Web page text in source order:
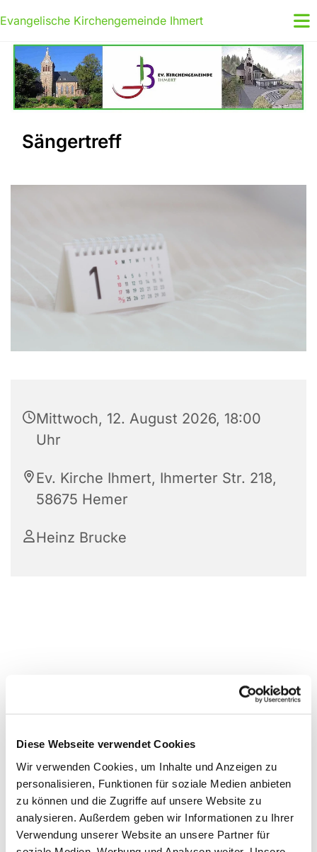
Diese Webseite verwendet Cookies
Wir verwenden Cookies, um Inhalte und Anzeigen zu
personalisieren, Funktionen für soziale Medien anbieten
zu können und die Zugriffe auf unsere Website zu
analysieren. Außerdem geben wir Informationen zu Ihrer
Verwendung unserer Website an unsere Partner für
Evangelische Kirchengemeinde Ihmert
Sängertreff
Mittwoch, 12. August 2026, 18:00
Uhr
Ev. Kirche Ihmert, Ihmerter Str. 218,
58675 Hemer
Heinz Brucke